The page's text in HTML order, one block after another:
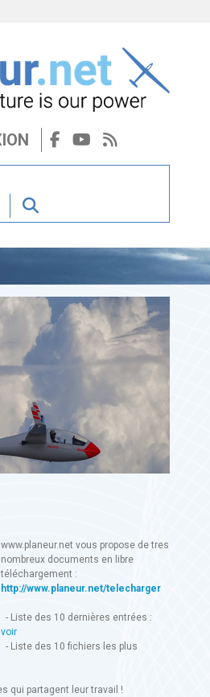
www.planeur.net vous propose de tres
nombreux documents en libre
téléchargement :
http://www.planeur.net/telecharger
- Liste des 10 dernières entrées :
voir
- Liste des 10 fichiers les plus
qui partagent leur travail !